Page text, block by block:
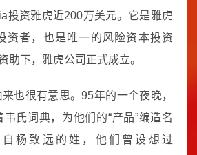
投资雅虎近200万美元。它是雅虎
资者，也是唯一的风险资本投资
助下，雅虎公司正式成立。
很有意思。95年的一个夜晚，
氏词典，为他们的“产品”编造名
杨致远的姓，他们曾设想过